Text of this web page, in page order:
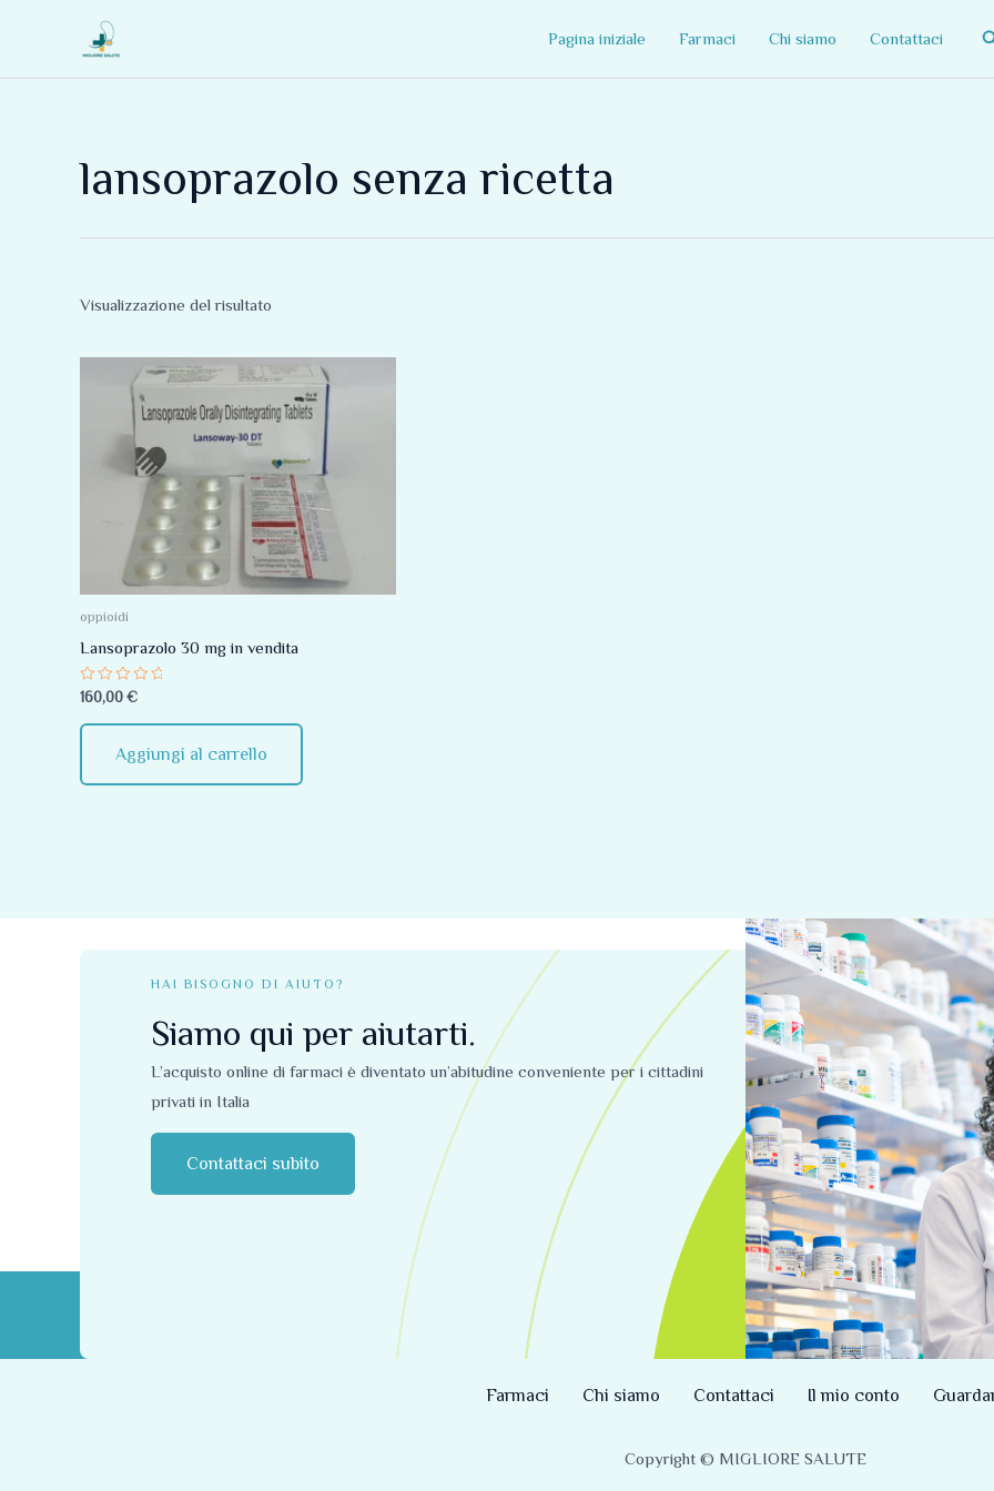
contenuto
Pagina iniziale Farmaci Chi siamo Contattaci
lansoprazolo senza ricetta
Visualizzazione del risultato
oppioidi
Lansoprazolo 30 mg in vendita
Valutato
0
su
5
160,00 €
Aggiungi al carrello
HAI BISOGNO DI AIUTO?
Siamo qui per aiutarti.
L’acquisto online di farmaci è diventato un’abitudine conveniente per i cittadini
privati ​​in Italia
Contattaci subito
Farmaci Chi siamo Contattaci Il mio conto
Copyright © MIGLIORE SALUTE